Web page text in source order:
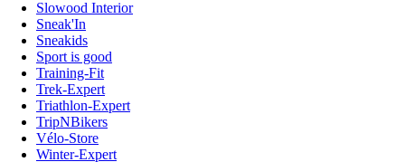
Slowood Interior
Sneak'In
Sneakids
Sport is good
Training-Fit
Trek-Expert
Triathlon-Expert
TripNBikers
Vélo-Store
Winter-Expert